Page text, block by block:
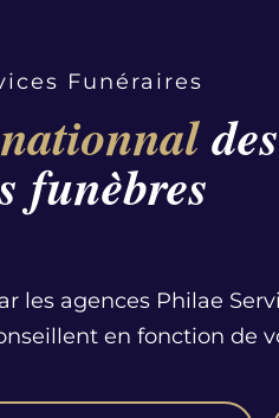
Funéraires
des
funèbres
les agences Philae
en fonction de